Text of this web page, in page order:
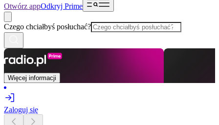
Otwórz appOdkryj Prime
Czego chciałbyś posłuchać?
Więcej informacji
Zaloguj się